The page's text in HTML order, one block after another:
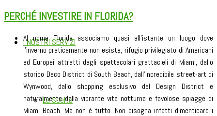
I NOSTRI SERVIZI
La Scelta
PERCHÉ INVESTIRE IN FLORIDA?
Al nome Florida associamo quasi all’istante un luogo dove
l’inverno praticamente non esiste, rifugio privilegiato di Americani
ed Europei attratti dagli spettacolari grattacieli di Miami, dallo
storico Deco District di South Beach, dall’incredibile street-art di
Wynwood, dallo shopping esclusivo del Design District e
naturalmente dalla vibrante vita notturna e favolose spiagge di
Miami Beach. Ma non è tutto. Non bisogna infatti dimenticare i